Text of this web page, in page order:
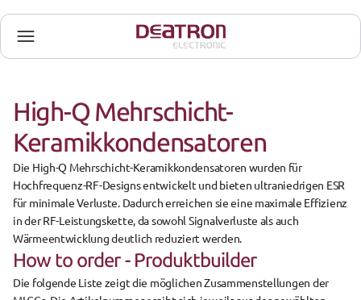
High-Q Mehrschicht-
Keramikkondensatoren
Die High-Q Mehrschicht-Keramikkondensatoren
wurden für
Hochfrequenz-RF-Designs entwickelt und bieten ultraniedrigen ESR
für minimale Verluste. Dadurch erreichen sie eine maximale Effizienz
in der RF-Leistungskette, da sowohl Signalverluste als auch
Wärmeentwicklung deutlich reduziert werden.
How to order - Produktbuilder
Die folgende Liste
zeigt die möglichen Zusammenstellungen der